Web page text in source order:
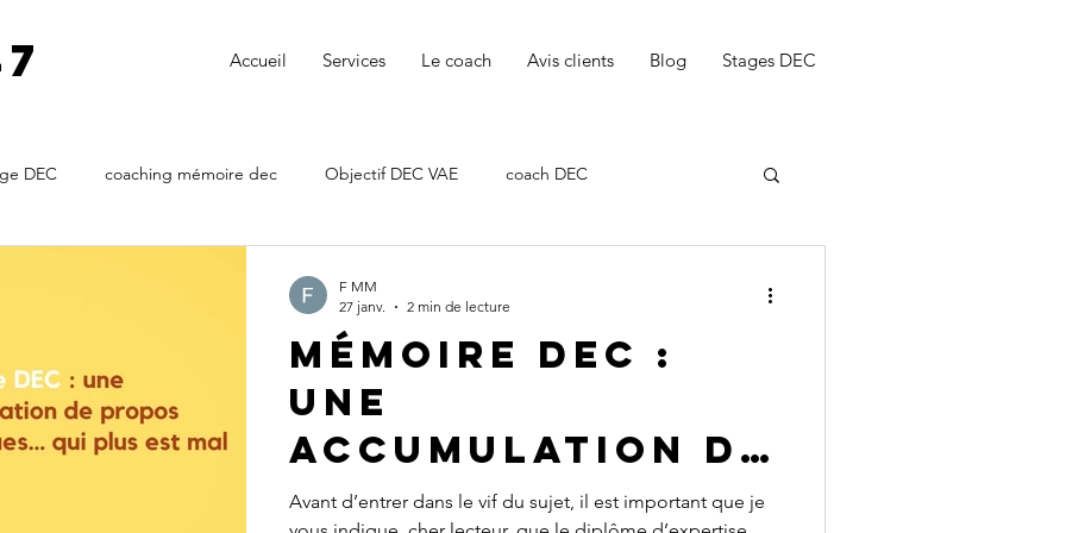
Accueil Services Le coach Avis clients Blog Stages DEC
DEC coaching mémoire dec Objectif DEC VAE coach DEC
coaching notice d'agrément dec coaching notice dec
DE accompagnement soutenance DEC
Mémoire DEC :
une
accumulation de
propos
Avant d’entrer dans le vif du sujet, il est important que je
F MM
27 janv.
2 min de lecture